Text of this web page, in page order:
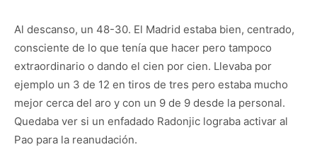
Al descanso, un 48-30. El Madrid estaba bien, centrado,
consciente de lo que tenía que hacer pero tampoco
extraordinario o dando el cien por cien. Llevaba por
ejemplo un 3 de 12 en tiros de tres pero estaba mucho
mejor cerca del aro y con un 9 de 9 desde la personal.
Quedaba ver si un enfadado Radonjic lograba activar al
Pao para la reanudación.